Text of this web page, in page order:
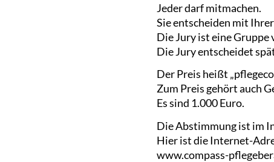
Jeder darf mitmachen.
Sie entscheiden mit
Die Jury ist eine Gruppe
Die Jury entscheidet
Der Preis heißt
Zum Preis gehört auch
Es sind 1.000 Euro.
Die Abstimmung ist im
Hier ist die Internet-
www.compass-